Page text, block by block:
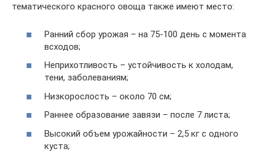
тематического красного овоща также имеют место:
Ранний сбор урожая – на 75-100 день с момента
всходов;
Неприхотливость – устойчивость к холодам,
тени, заболеваниям;
Низкорослость – около 70 см;
Раннее образование завязи – после 7 листа;
Высокий объем урожайности – 2,5 кг с одного
куста;